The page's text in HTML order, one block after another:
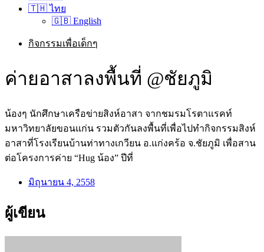
🇹🇭 ไทย
🇬🇧 English
กิจกรรมเพื่อเด็กๆ
ค่ายอาสาลงพื้นที่ @ชัยภูมิ
น้องๆ นักศึกษาเครือข่ายสิงห์อาสา จากชมรมโรตาแรคท์
มหาวิทยาลัยขอนแก่น รวมตัวกันลงพื้นที่เพื่อไปทำกิจกรรมสิงห์
อาสาที่โรงเรียนบ้านท่าทางเกวียน อ.แก่งคร้อ จ.ชัยภูมิ เพื่อสาน
ต่อโครงการค่าย “Hug น้อง” ปีที่
มิถุนายน 4, 2558
ผู้เขียน